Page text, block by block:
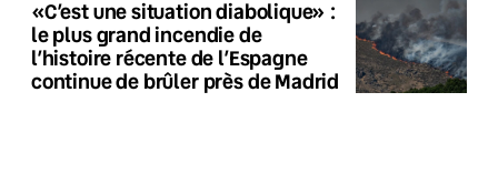
«C’est une situation diabolique» :
le plus grand incendie de
l’histoire récente de l’Espagne
continue de brûler près de Madrid